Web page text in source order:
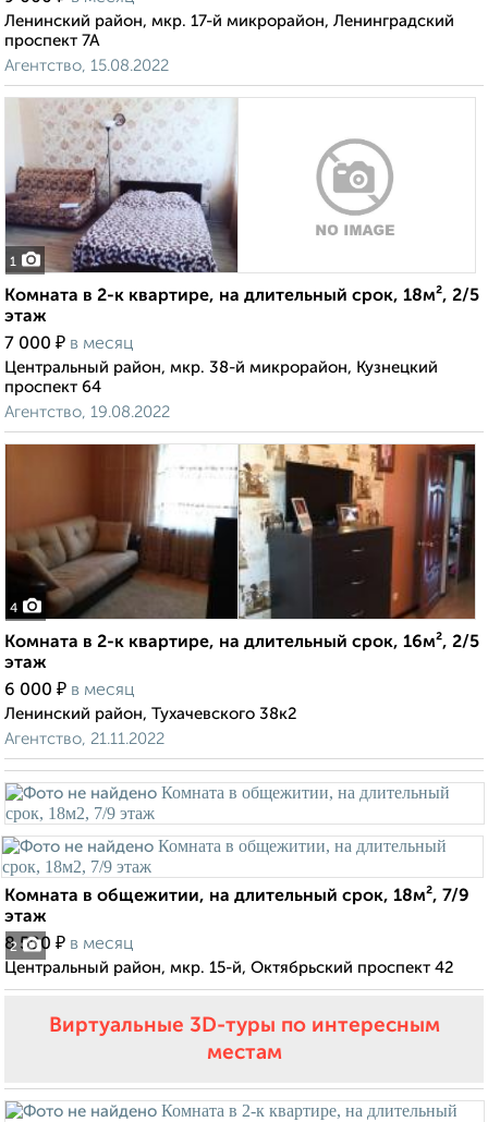
Ленинский район, мкр. 17-й микрорайон, Ленинградский
проспект 7А
Агентство, 15.08.2022
1
Комната в 2-к квартире, на длительный срок, 18м², 2/5
этаж
7 000 ₽ в месяц
Центральный район, мкр. 38-й микрорайон, Кузнецкий
проспект 64
Агентство, 19.08.2022
4
Комната в 2-к квартире, на длительный срок, 16м², 2/5
этаж
6 000 ₽ в месяц
Ленинский район, Тухачевского 38к2
Агентство, 21.11.2022
2
Комната в общежитии, на длительный срок, 18м², 7/9
этаж
8 500 ₽ в месяц
Центральный район, мкр. 15-й, Октябрьский проспект 42
Виртуальные 3D-туры по интересным
местам